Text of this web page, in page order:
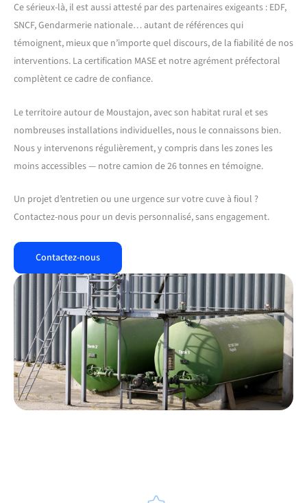
Ce sérieux-là, il est aussi attesté par des partenaires exigeants : EDF,
SNCF, Gendarmerie nationale… autant de références qui
témoignent, mieux que n’importe quel discours, de la fiabilité de nos
interventions. La certification MASE et notre agrément préfectoral
complètent ce cadre de confiance.
Le territoire autour de Moustajon, avec son habitat rural et ses
nombreuses installations individuelles, nous le connaissons bien.
Nous y intervenons régulièrement, y compris dans les zones les
moins accessibles — notre camion de 26 tonnes en témoigne.
Un projet d’entretien ou une urgence sur votre cuve à fioul ?
Contactez-nous pour un devis personnalisé, sans engagement.
Contactez-nous